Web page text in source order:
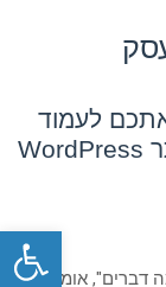
אתכם לעמוד
הראשון בגוגל כבר כאן (במחיר אתר WordPress
דברים", אומר
פתח